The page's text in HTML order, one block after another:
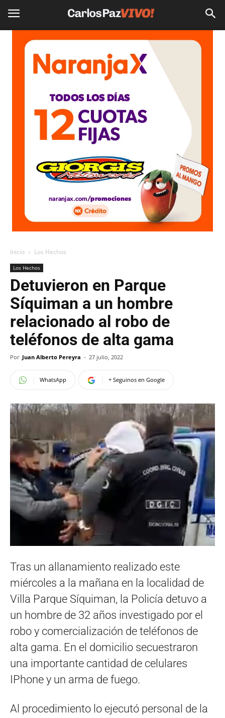
Inicio Los Hechos
Los Hechos
Detuvieron en Parque
Síquiman a un hombre
relacionado al robo de
teléfonos de alta gama
Por Juan Alberto Pereyra - 27 julio, 2022
WhatsApp + Seguinos en Google
Tras un allanamiento realizado este
miércoles a la mañana en la localidad de
Villa Parque Síquiman, la Policía detuvo a
un hombre de 32 años investigado por el
robo y comercialización de teléfonos de
alta gama. En el domicilio secuestraron
una importante cantidad de celulares
IPhone y un arma de fuego.
Al procedimiento lo ejecutó personal de la